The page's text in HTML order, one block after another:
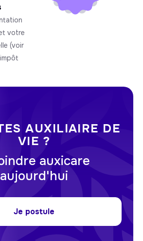
votre
(voir
AUXILIAIRE DE
VIE ?
auxicare
aujourd'hui
Je postule